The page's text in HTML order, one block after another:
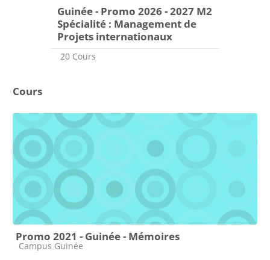
Guinée - Promo 2026 - 2027 M2
Spécialité : Management de
Projets internationaux
20 Cours
Cours
Promo 2021 - Guinée - Mémoires
Catégorie de cours
Campus Guinée